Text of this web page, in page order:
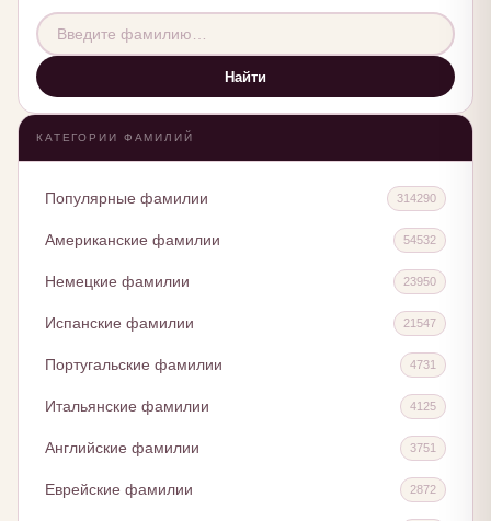
Найти
КАТЕГОРИИ ФАМИЛИЙ
Популярные фамилии 314290
Американские фамилии 54532
Немецкие фамилии 23950
Испанские фамилии 21547
Португальские фамилии 4731
Итальянские фамилии 4125
Английские фамилии 3751
Еврейские фамилии 2872